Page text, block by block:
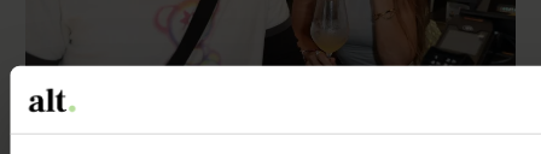
Mie og Anders nyder hinanden på Smukfest:
Forløseligt og skønt